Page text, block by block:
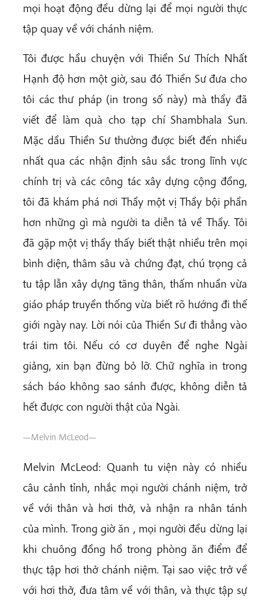
mọi hoạt động đều dừng lại để mọi người thực
tập quay về với chánh niệm.
Tôi được hầu chuyện với Thiền Sư Thích Nhất
Hạnh độ hơn một giờ, sau đó Thiền Sư đưa cho
tôi các thư pháp (in trong số này) mà thầy đã
viết để làm quà cho tạp chí Shambhala Sun.
Mặc dầu Thiền Sư thường được biết đến nhiều
nhất qua các nhận định sâu sắc trong lĩnh vực
chính trị và các công tác xây dựng cộng đồng,
tôi đã khám phá nơi Thầy một vị Thầy bội phần
hơn những gì mà người ta diễn tả về Thầy. Tôi
đã gặp một vị thầy thấy biết thật nhiều trên mọi
bình diện, thâm sâu và chứng đạt, chú trọng cả
tu tập lẫn xây dựng tăng thân, thấm nhuần vừa
giáo pháp truyền thống vừa biết rõ hướng đi thế
giới ngày nay. Lời nói của Thiền Sư đi thẳng vào
trái tim tôi. Nếu có cơ duyên để nghe Ngài
giảng, xin bạn đừng bỏ lỡ. Chữ nghĩa in trong
sách báo không sao sánh được, không diễn tả
hết được con người thật của Ngài.
—Melvin McLeod—
Melvin McLeod: Quanh tu viện này có nhiều
câu cảnh tỉnh, nhắc mọi người chánh niệm, trở
về với thân và hơi thở, và nhận ra nhân tánh
của mình. Trong giờ ăn , mọi người đều dừng lại
khi chuông đồng hồ trong phòng ăn điểm để
thực tập hơi thở chánh niệm. Tại sao việc trở về
với hơi thở, đưa tâm về với thân, và thực tập sự